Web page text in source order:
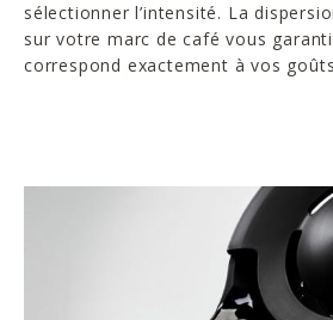
sélectionner l’intensité. La
sur votre marc de café vous
correspond exactement à vos